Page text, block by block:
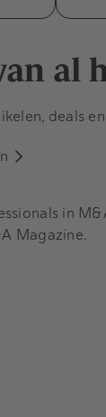
al
deals
in
Magazine.